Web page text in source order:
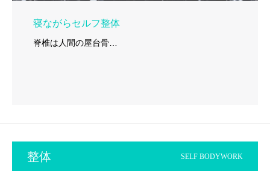
寝ながらセルフ整体
脊椎は人間の屋台骨…
整体 SELF BODYWORK